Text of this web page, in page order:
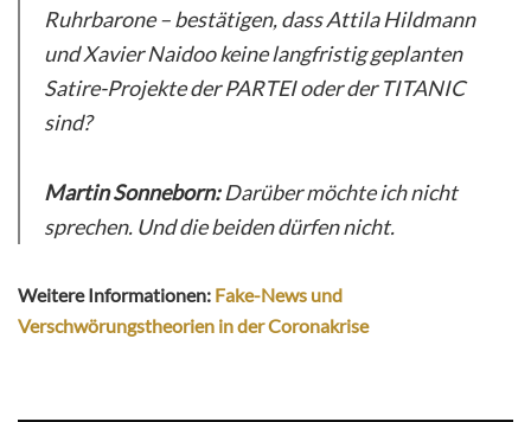
Ruhrbarone – bestätigen, dass Attila Hildmann
und Xavier Naidoo keine langfristig geplanten
Satire-Projekte der PARTEI oder der TITANIC
sind?
Martin Sonneborn:Darüber möchte ich nicht
sprechen. Und die beiden dürfen nicht.
Weitere Informationen: Fake-News und
Verschwörungstheorien in der Coronakrise